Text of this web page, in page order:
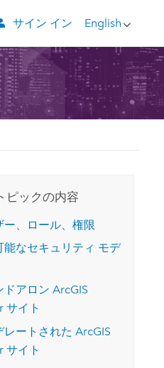
English
サイン イン
ピックの内容
ー、ロール、権限
能なセキュリティ モデ
ドアロンArcGIS
サイト
レートされたArcGIS
サイト